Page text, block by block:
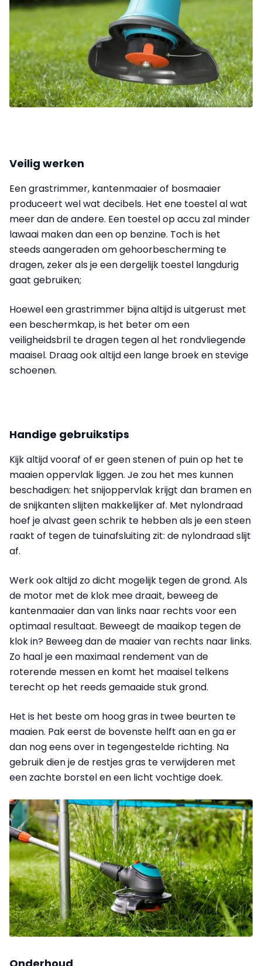
Veilig werken
Een grastrimmer, kantenmaaier of bosmaaier
produceert wel wat decibels. Het ene toestel al wat
meer dan de andere. Een toestel op accu zal minder
lawaai maken dan een op benzine. Toch is het
steeds aangeraden om gehoorbescherming te
dragen, zeker als je een dergelijk toestel langdurig
gaat gebruiken;
Hoewel een grastrimmer bijna altijd is uitgerust met
een beschermkap, is het beter om een
veiligheidsbril te dragen tegen al het rondvliegende
maaisel. Draag ook altijd een lange broek en stevige
schoenen.
Handige gebruikstips
Kijk altijd vooraf of er geen stenen of puin op het te
maaien oppervlak liggen. Je zou het mes kunnen
beschadigen: het snijoppervlak krijgt dan bramen en
de snijkanten slijten makkelijker af. Met nylondraad
hoef je alvast geen schrik te hebben als je een steen
raakt of tegen de tuin­afsluiting zit: de nylondraad slijt
af.
Werk ook altijd zo dicht mogelijk tegen de grond. Als
de motor met de klok mee draait, beweeg de
kantenmaaier dan van links naar rechts voor een
optimaal resultaat. Beweegt de maaikop tegen de
klok in? Beweeg dan de maaier van rechts naar links.
Zo haal je een maximaal rendement van de
roterende messen en komt het maaisel telkens
terecht op het reeds gemaaide stuk grond.
Het is het beste om hoog gras in twee beurten te
maaien. Pak eerst de bovenste helft aan en ga er
dan nog eens over in tegengestelde richting. Na
gebruik dien je de restjes gras te verwijderen met
een zachte borstel en een licht vochtige doek.